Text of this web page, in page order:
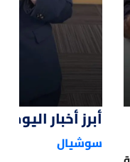
أبرز أخبار اليوم
سوشيال